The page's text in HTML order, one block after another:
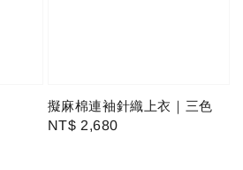
擬麻棉連袖針織上衣｜三色
Regular
NT$ 2,680